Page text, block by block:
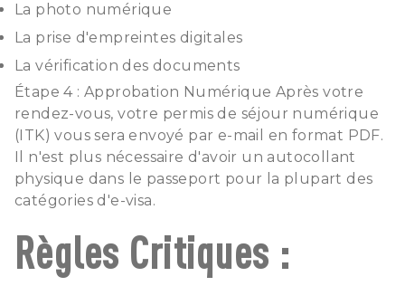
La photo numérique
La prise d'empreintes digitales
La vérification des documents
Étape 4 : Approbation Numérique Après votre
rendez-vous, votre permis de séjour numérique
(ITK) vous sera envoyé par e-mail en format PDF.
Il n'est plus nécessaire d'avoir un autocollant
physique dans le passeport pour la plupart des
catégories d'e-visa.
Règles Critiques :